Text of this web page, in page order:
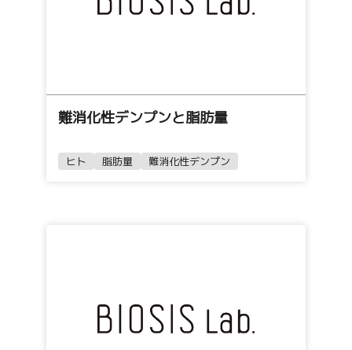
難消化性デンプンと脂肪量
ヒト 脂肪量 難消化性デンプン